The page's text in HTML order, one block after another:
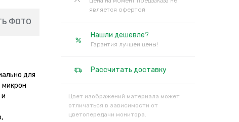
является офертой
Нашли дешевле?
Гарантия лучшей цены!
Рассчитать доставку
Цвет изображений материала может
отличаться в зависимости от
цветопередачи монитора.
ФОТО
для